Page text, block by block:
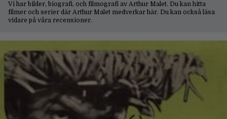
Vi har bilder, biografi, och filmografi av Arthur Malet. Du kan hitta
filmer och serier där Arthur Malet medverkar här. Du kan också läsa
vidare på våra recensioner.